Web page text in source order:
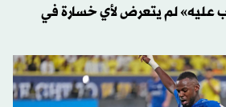
عليه» لم يتعرض لأي خسارة في